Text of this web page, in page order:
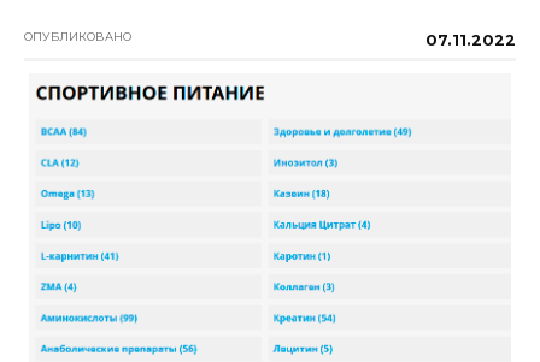
ОПУБЛИКОВАНО 07.11.2022